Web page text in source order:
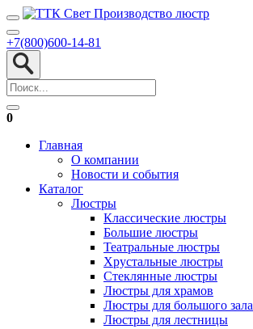
+7(800)600-14-81
0
Главная
О компании
Новости и события
Каталог
Люстры
Классические люстры
Большие люстры
Театральные люстры
Хрустальные люстры
Стеклянные люстры
Люстры для храмов
Люстры для большого зала
Люстры для лестницы